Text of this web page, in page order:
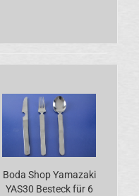
Boda Shop Yamazaki
YAS30 Besteck für 6